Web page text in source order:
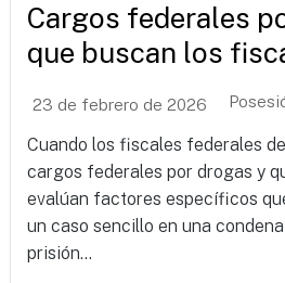
Cargos federales
que buscan los
23 de febrero de 2026
Cuando los fiscales federales
cargos federales por drogas y
evalúan factores específicos
un caso sencillo en una
prisión...